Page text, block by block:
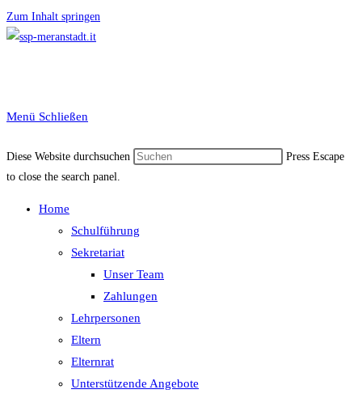
Zum Inhalt springen
Menü Schließen
Diese Website durchsuchen
Press Escape
to close the search panel.
Home
Schulführung
Sekretariat
Unser Team
Zahlungen
Lehrpersonen
Eltern
Elternrat
Unterstützende Angebote